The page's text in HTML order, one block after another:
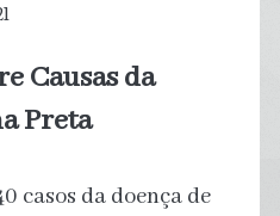
Causas da
Preta
casos da doença de